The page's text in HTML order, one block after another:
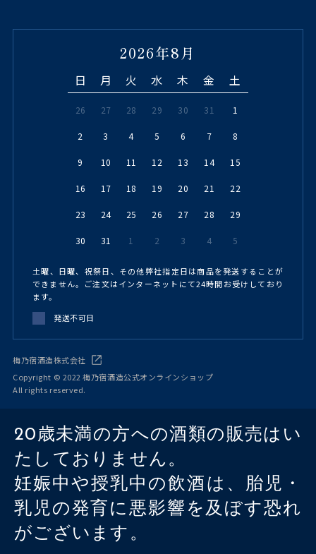
2026年8月
日 月 火 水 木 金 土
26 27 28 29 30 31 1
2 3 4 5 6 7 8
9 10 11 12 13 14 15
16 17 18 19 20 21 22
23 24 25 26 27 28 29
30 31 1 2 3 4 5
土曜、日曜、祝祭日、その他弊社指定日は商品を発送することが
できません。ご注文はインターネットにて24時間お受けしており
ます。
発送不可日
梅乃宿酒造株式会社
Copyright © 2022 梅乃宿酒造公式オンラインショップ
All rights reserved.
20歳未満の方への酒類の販売はい
たしておりません。
妊娠中や授乳中の飲酒は、胎児・
乳児の発育に悪影響を及ぼす恐れ
がございます。